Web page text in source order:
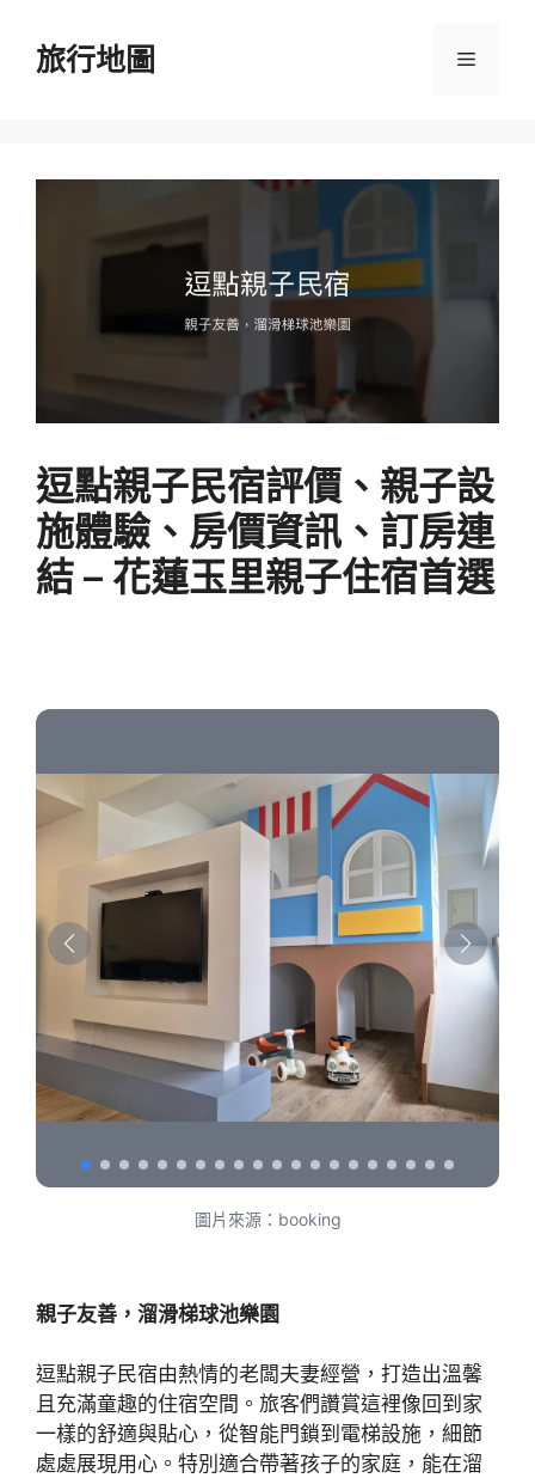
旅行地圖 選
逗點親子民宿評價、親子設
施體驗、房價資訊、訂房連
結 – 花蓮玉里親子住宿首選
圖片來源：booking
親子友善，溜滑梯球池樂園
逗點親子民宿由熱情的老闆夫妻經營，打造出溫馨
且充滿童趣的住宿空間。旅客們讚賞這裡像回到家
一樣的舒適與貼心，從智能門鎖到電梯設施，細節
處處展現用心。特別適合帶著孩子的家庭，能在溜